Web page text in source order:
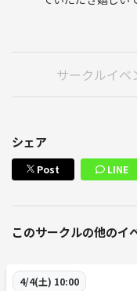
サークルイベ
シェア
Post LINE
このサークルの他のイ
4/4(土) 10:00